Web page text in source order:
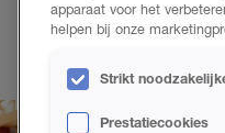
apparaat voor het
helpen bij onze
Strikt
Prestatiecookies